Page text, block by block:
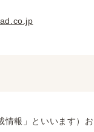
報」といいます）